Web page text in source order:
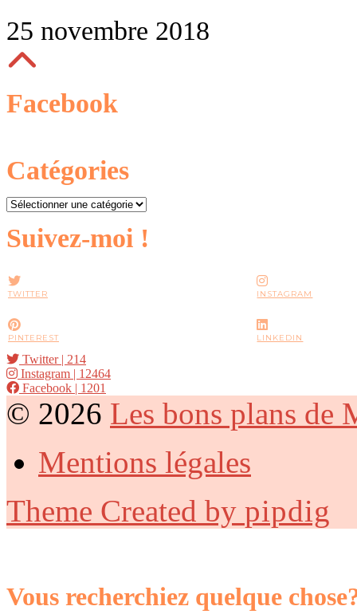
25 novembre 2018
Facebook
Catégories
Catégories
Suivez-moi !
TWITTER INSTAGRAM
PINTEREST LINKEDIN
Twitter| 214
Instagram | 12464
Facebook | 1201
© 2026 Les bons plans de
Mentions légales
Theme Created by pipdig
Vous recherchiez quelque